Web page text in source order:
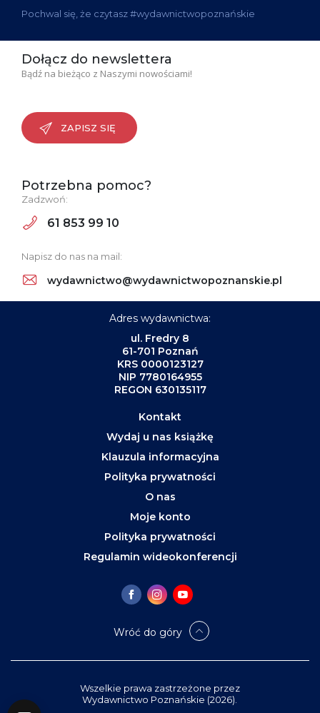
Pochwal się, że czytasz #wydawnictwopoznańskie
Dołącz do newslettera
Bądź na bieżąco z Naszymi nowościami!
ZAPISZ SIĘ
Potrzebna pomoc?
Zadzwoń:
61 853 99 10
Napisz do nas na mail:
wydawnictwo@wydawnictwopoznanskie.pl
Adres wydawnictwa:
ul. Fredry 8
61-701 Poznań
KRS 0000123127
NIP 7780164955
REGON 630135117
Kontakt
Wydaj u nas książkę
Klauzula informacyjna
Polityka prywatności
O nas
Moje konto
Polityka prywatności
Regulamin wideokonferencji
Wróć do góry
Wszelkie prawa zastrzeżone przez
Wydawnictwo Poznańskie (2026).